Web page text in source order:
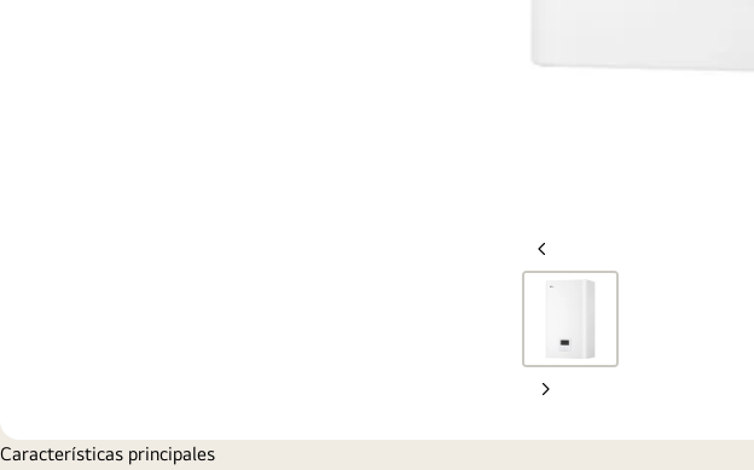
Diapositiva
anterior
Diapositiva
Características principales